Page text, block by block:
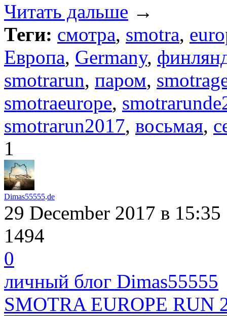
Читать дальше →
Теги: смотра, smotra,
Европа, Germany,
smotrarun, паром,
smotraeurope,
smotrarun2017, восьмая,
1
Dimas55555.de
29 December 2017 в 15:35
1494
0
личный блог Dimas55555
SMOTRA EUROPE RUN